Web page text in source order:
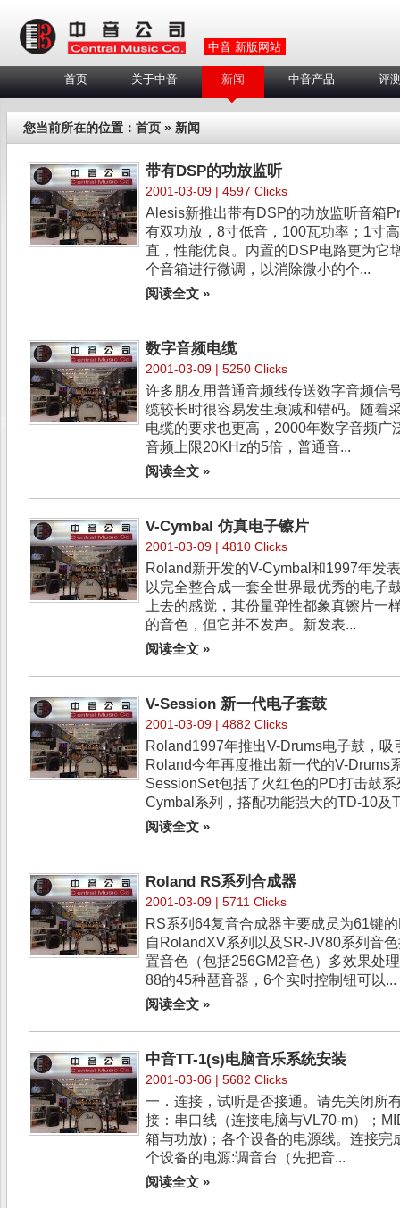
中音 新版网站
首页 关于中音 新闻 中音产品 评
您当前所在的位置： 首页 » 新闻
带有DSP的功放监听
2001-03-09 | 4597 Clicks
Alesis新推出带有DSP的功放监听音箱
有双功放，8寸低音，100瓦功率；1寸
直，性能优良。内置的DSP电路更为它
个音箱进行微调，以消除微小的个...
阅读全文 »
数字音频电缆
2001-03-09 | 5250 Clicks
许多朋友用普通音频线传送数字音频信
缆较长时很容易发生衰减和错码。随着
电缆的要求也更高，2000年数字音频广
音频上限20KHz的5倍，普通音...
阅读全文 »
V-Cymbal 仿真电子镲片
2001-03-09 | 4810 Clicks
Roland新开发的V-Cymbal和1997年发
以完全整合成一套全世界最优秀的电子
上去的感觉，其份量弹性都象真镲片一
的音色，但它并不发声。新发表...
阅读全文 »
V-Session 新一代电子套鼓
2001-03-09 | 4882 Clicks
Roland1997年推出V-Drums电子鼓，
Roland今年再度推出新一代的V-Drums
SessionSet包括了火红色的PD打击鼓
Cymbal系列，搭配功能强大的TD-10及
阅读全文 »
Roland RS系列合成器
2001-03-09 | 5711 Clicks
RS系列64复音合成器主要成员为61键
自RolandXV系列以及SR-JV80系列音
置音色（包括256GM2音色）多效果处
88的45种琶音器，6个实时控制钮可以...
阅读全文 »
中音TT-1(s)电脑音乐系统安装
2001-03-06 | 5682 Clicks
一．连接，试听是否接通。请先关闭所
接：串口线（连接电脑与VL70-m）；
箱与功放)；各个设备的电源线。连接
个设备的电源:调音台（先把音...
阅读全文 »